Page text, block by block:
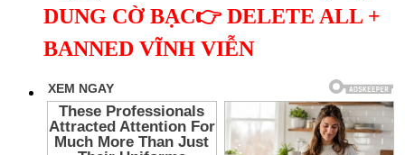
DUNG CỜ BẠC👉 DELETE ALL +
BANNED VĨNH VIỄN